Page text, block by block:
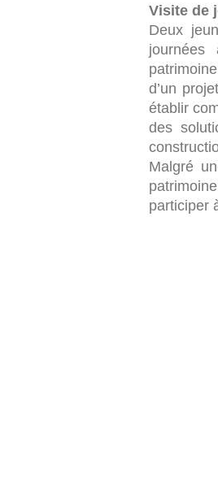
Visite de
Deux
d’un
établir
des
Malgré
participer